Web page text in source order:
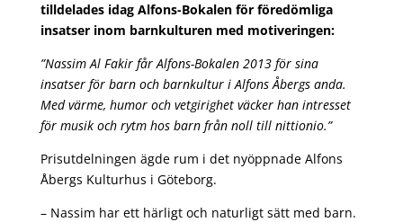
tilldelades idag Alfons-Bokalen för föredömliga
insatser inom barnkulturen med motiveringen:
”Nassim Al Fakir får Alfons-Bokalen 2013 för sina
insatser för barn och barnkultur i Alfons Åbergs anda.
Med värme, humor och vetgirighet väcker han intresset
för musik och rytm hos barn från noll till nittionio.”
Prisutdelningen ägde rum i det nyöppnade Alfons
Åbergs Kulturhus i Göteborg.
– Nassim har ett härligt och naturligt sätt med barn.